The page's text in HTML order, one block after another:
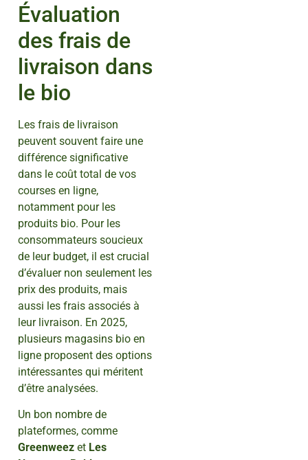
Évaluation
des frais de
livraison dans
le bio
Les frais de livraison
peuvent souvent faire une
différence significative
dans le coût total de vos
courses en ligne,
notamment pour les
produits bio. Pour les
consommateurs soucieux
de leur budget, il est crucial
d’évaluer non seulement les
prix des produits, mais
aussi les frais associés à
leur livraison. En 2025,
plusieurs magasins bio en
ligne proposent des options
intéressantes qui méritent
d’être analysées.
Un bon nombre de
plateformes, comme
Greenweez et Les